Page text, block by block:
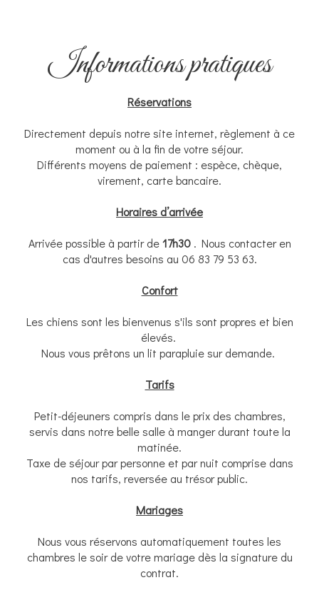
Informations pratiques
Réservations
Directement depuis notre site internet, règlement à ce
moment ou à la fin de votre séjour.
Différents moyens de paiement : espèce, chèque,
virement, carte bancaire.
Horaires d’arrivée
Arrivée possible à partir de17h30. Nous contacter en
cas d'autres besoins au 06 83 79 53 63.
Confort
Les chiens sont les bienvenus s'ils sont propres et bien
élevés.
Nous vous prêtons un lit parapluie sur demande.
Tarifs
Petit-déjeuners compris dans le prix des chambres,
servis dans notre belle salle à manger durant toute la
matinée.
Taxe de séjour par personne et par nuit comprise dans
nos tarifs, reversée au trésor public.
Mariages
​Nous vous réservons automatiquement toutes les
chambres le soir de votre mariage dès la signature du
contrat.​